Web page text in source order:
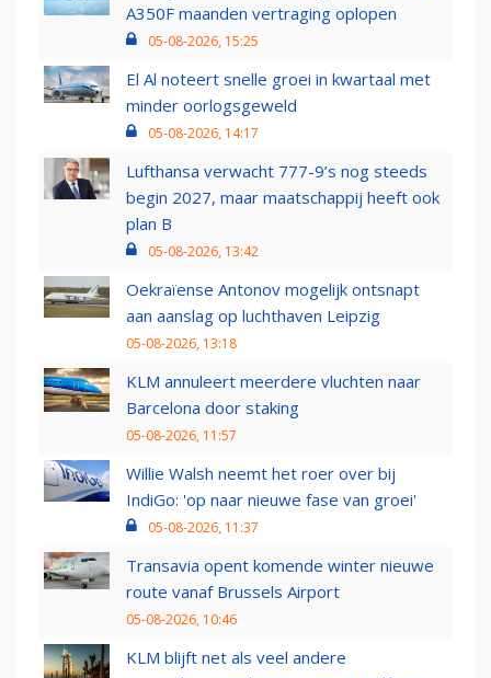
A350F maanden vertraging oplopen
05-08-2026, 15:25
El Al noteert snelle groei in kwartaal met
minder oorlogsgeweld
05-08-2026, 14:17
Lufthansa verwacht 777-9’s nog steeds
begin 2027, maar maatschappij heeft ook
plan B
05-08-2026, 13:42
Oekraïense Antonov mogelijk ontsnapt
aan aanslag op luchthaven Leipzig
05-08-2026, 13:18
KLM annuleert meerdere vluchten naar
Barcelona door staking
05-08-2026, 11:57
Willie Walsh neemt het roer over bij
IndiGo: 'op naar nieuwe fase van groei'
05-08-2026, 11:37
Transavia opent komende winter nieuwe
route vanaf Brussels Airport
05-08-2026, 10:46
KLM blijft net als veel andere